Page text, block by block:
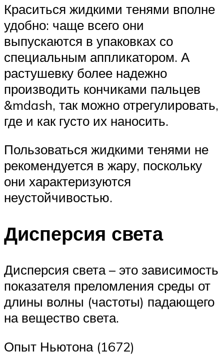
Краситься жидкими тенями вполне
удобно: чаще всего они
выпускаются в упаковках со
специальным аппликатором. А
растушевку более надежно
производить кончиками пальцев
&mdash, так можно отрегулировать,
где и как густо их наносить.
Пользоваться жидкими тенями не
рекомендуется в жару, поскольку
они характеризуются
неустойчивостью.
Дисперсия света
Дисперсия света – это зависимость
показателя преломления среды от
длины волны (частоты) падающего
на вещество света.
Опыт Ньютона (1672)